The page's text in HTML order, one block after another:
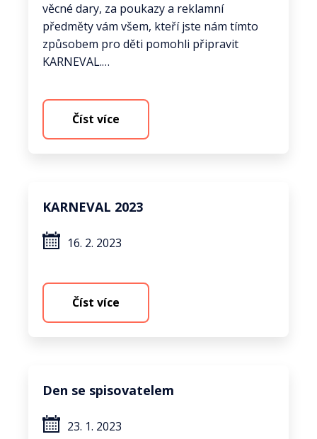
věcné dary, za poukazy a reklamní
předměty vám všem, kteří jste nám tímto
způsobem pro děti pomohli připravit
KARNEVAL.…
Číst více
KARNEVAL 2023
16. 2. 2023
Číst více
Den se spisovatelem
23. 1. 2023